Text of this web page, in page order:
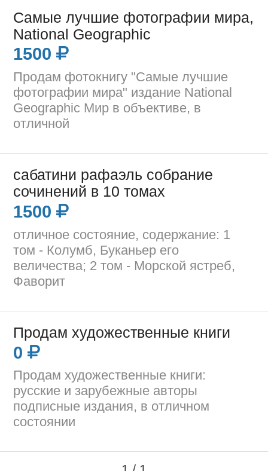
Самые лучшие фотографии мира,
National Geographic
1500
Продам фотокнигу "Самые лучшие
фотографии мира" издание National
Geographic Мир в объективе, в
отличной
сабатини рафаэль собрание
сочинений в 10 томах
1500
отличное состояние, содержание: 1
том - Колумб, Буканьер его
величества; 2 том - Морской ястреб,
Фаворит
Продам художественные книги
0
Продам художественные книги:
русские и зарубежные авторы
подписные издания, в отличном
состоянии